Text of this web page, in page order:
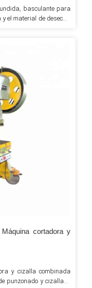
basculante para
el material de desecho.
una izquierda ...
cortadora y
y cizalla combinada
punzonado y cizallado